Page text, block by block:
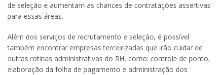
de seleção e aumentam as chances de contratações assertivas
para essas áreas.
Além dos serviços de recrutamento e seleção, é possível
também encontrar empresas terceirizadas que irão cuidar de
outras rotinas administrativas do RH, como: controle de ponto,
elaboração da folha de pagamento e administração dos